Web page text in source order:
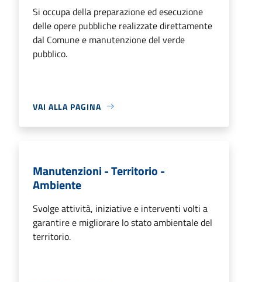
Si occupa della preparazione ed esecuzione
delle opere pubbliche realizzate direttamente
dal Comune e manutenzione del verde
pubblico.
VAI ALLA PAGINA
Manutenzioni - Territorio -
Ambiente
Svolge attività, iniziative e interventi volti a
garantire e migliorare lo stato ambientale del
territorio.